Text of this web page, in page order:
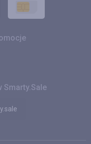
Smarty.Sale